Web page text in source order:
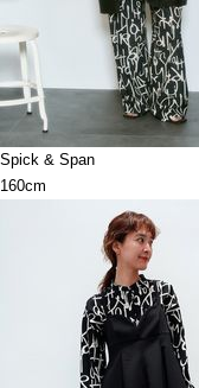
Spick & Span
160cm